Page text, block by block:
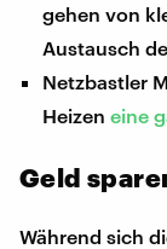
gehen von
Austausch
Netzbastler
Heizeneine
Geld
Während sich